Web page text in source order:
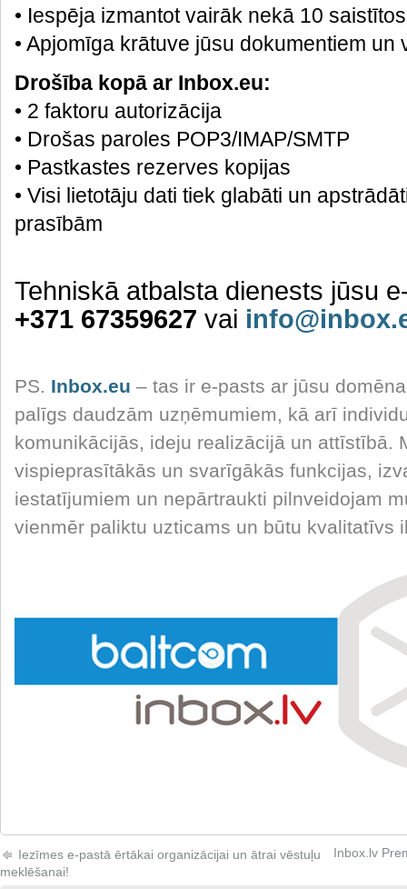
• Iespēja izmantot vairāk nekā 10
• Apjomīga krātuve jūsu dokumentiem un
Drošība kopā ar Inbox.eu:
• 2 faktoru autorizācija
• Drošas paroles POP3/IMAP/SMTP
• Pastkastes rezerves kopijas
• Visi lietotāju dati tiek glabāti un
prasībām
Tehniskā atbalsta dienests jūsu
+371 67359627 vai
PS. Inbox.eu – tas ir e-pasts ar jūsu
palīgs daudzām uzņēmumiem, kā arī
komunikācijās, ideju realizācijā un attīstībā.
vispieprasītākās un svarīgākās funkcijas,
iestatījumiem un nepārtraukti pilnveidojam
vienmēr paliktu uzticams un būtu kvalitatīvs
Iezīmes e-pastā ērtākai organizācijai un ātrai vēstuļu
meklēšanai!
Inbox.lv